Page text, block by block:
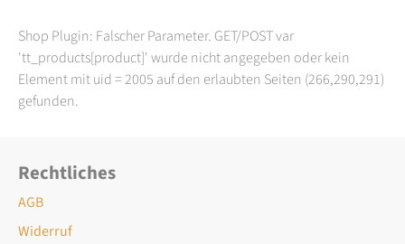
Shop Plugin: Falscher Parameter. GET/POST var
'tt_products[product]' wurde nicht angegeben oder kein
Element mit uid = 2005 auf den erlaubten Seiten (266,290,291)
gefunden.
Rechtliches
AGB
Widerruf